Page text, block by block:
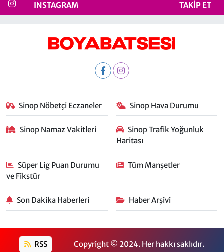
INSTAGRAM TAKIP ET
Sinop Nöbetçi Eczaneler Sinop Hava Durumu
Sinop Namaz Vakitleri
Sinop Trafik Yoğunluk
Haritası
Süper Lig Puan Durumu
ve Fikstür
Tüm Manşetler
Son Dakika Haberleri Haber Arşivi
RSS Copyright © 2024. Her hakkı saklıdır.